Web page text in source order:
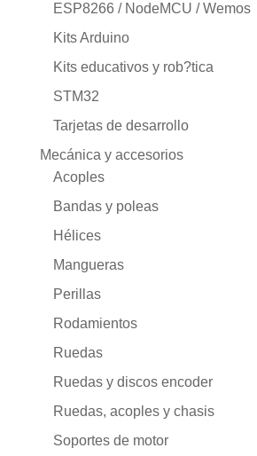
ESP8266 / NodeMCU / Wemos
Kits Arduino
Kits educativos y rob?tica
STM32
Tarjetas de desarrollo
Mecánica y accesorios
Acoples
Bandas y poleas
Hélices
Mangueras
Perillas
Rodamientos
Ruedas
Ruedas y discos encoder
Ruedas, acoples y chasis
Soportes de motor